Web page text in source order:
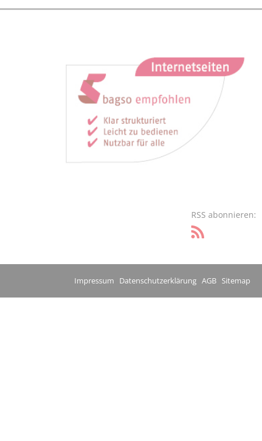
RSS abonnieren:
Impressum Datenschutzerklärung AGB Sitemap